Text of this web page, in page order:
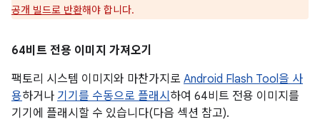
공개 빌드로 반환해야 합니다.
64비트 전용 이미지 가져오기
팩토리 시스템 이미지와 마찬가지로 Android Flash Tool을 사
용하거나 기기를 수동으로 플래시 하여 64비트 전용 이미지를
기기에 플래시할 수 있습니다(다음 섹션 참고).